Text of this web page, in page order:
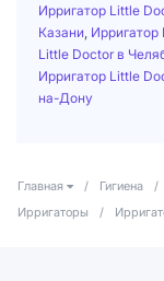
Ирригатор Little
Казани
Little Doctor в
Ирригатор Little
на-Дону
Главная / Гигиена /
Ирригаторы
/